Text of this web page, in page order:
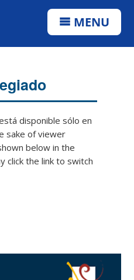
MENU
disponible sólo en
sake of viewer
below in the
click the link to switch